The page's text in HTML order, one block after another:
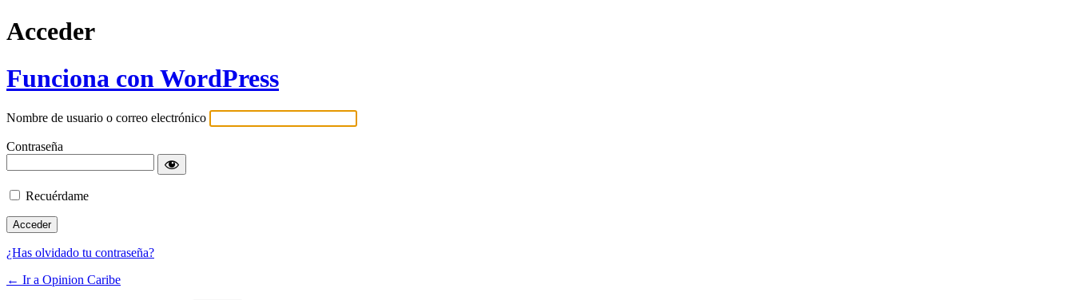
Acceder
Funciona con WordPress
Nombre de usuario o correo electrónico
Contraseña
Recuérdame
¿Has olvidado tu contraseña?
← Ir a Opinion Caribe